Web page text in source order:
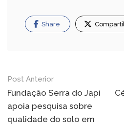
Share
Navegação
de
Post
Post Anterior
Fundação Serra do Japi
apoia pesquisa sobre
qualidade do solo em